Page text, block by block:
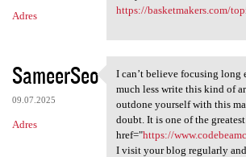
Adres
https://basketmakers.com/
SameerSeo
09.07.2025
Adres
I can’t believe
I can’t believe focusing long
much less write this kind of
outdone yourself with this
doubt. It is one of the
href="https://
I visit your blog regularly